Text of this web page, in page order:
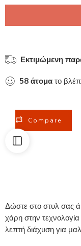
Εκτιμώμενη
58 άτομα το
Compare
Δώστε στο στυλ σας
χάρη στην
λεπτή διάχυση για